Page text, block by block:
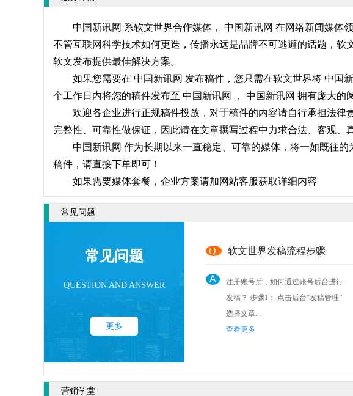
中国新讯网 系软文世界合作媒体， 中国新讯网 在网络新闻媒体
不管互联网科学技术如何更迭，传播永远是品牌不可逃避的话题，软
软文发布提供最佳解决方案。
如果您需要在 中国新讯网 发布稿件，您只需在软文世界将 中国
个工作日内将您的稿件发布至 中国新讯网 ， 中国新讯网 拥有庞大
欢迎各企业进行正规稿件投放，对于稿件的内容请自行承担法律
完整性、可靠性做保证，因此请在文章撰写过程中力求合法、客观
中国新讯网 作为长期以来一直稳定、可靠的媒体，将一如既往
稿件，请直接下单即可！
如果需要媒体套餐，企业方案请加网站客服获取详细内容
常见问题
常见问题
QUESTION AND ANSWER
更多
Q 软文世界发稿流程步骤
A
注册账号后，如何通过账号后台进行
发稿？ 步骤1： 点击后台“发稿管理”
选择文章...
查看更多
营销学堂